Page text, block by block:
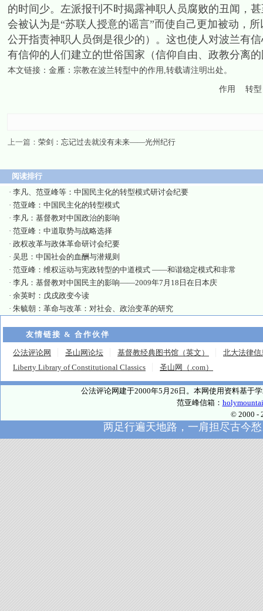
的时间少。左派报刊不时揭露神职人员腐败的丑闻，
会被认为是“苏联人授意的谣言”而使自己更加被动，
公开指责神职人员倒是很少的）。这也使人对波兰有
有信仰的人们建立的世俗国家（信仰自由、政教分离
本文链接： 金雁：宗教在波兰转型中的作用 ,转载请注明出处。
作用 转型
上一篇： 荣剑：忘记过去就没有未来——光州纪行
阅读排行
· 李凡、范亚峰等：中国民主化的转型模式研讨会纪要
· 范亚峰：中国民主化的转型模式
· 李凡：基督教对中国政治的影响
· 范亚峰：中道取势与战略选择
· 政权改革与政体革命研讨会纪要
· 吴思：中国社会的血酬与潜规则
· 范亚峰：维权运动与宪政转型的中道模式 ——和谐稳定模式和非常
· 李凡：基督教对中国民主的影响——2009年7月18日在日本庆
· 余英时：戊戌政变今读
· 朱毓朝：革命与改革：对社会、政治变革的研究
友情链接 & 合作伙伴
公法评论网 圣山网论坛 基督教经典图书馆（英文）
北大法律信
Liberty Library of Constitutional Classics
圣山网（.com）
公法评论网建于2000年5月26日。本网使用资料基于
范亚峰信箱：
© 2000 -
两足行遍天地路，一肩担尽古今